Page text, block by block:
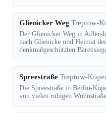
Glienicker Weg Treptow-
Der Glienicker Weg in
nach Glienicke und Heimat
denkmalgeschützten
Spreestraße Treptow-
Die Spreestraße in Berlin-
von vielen ruhigen